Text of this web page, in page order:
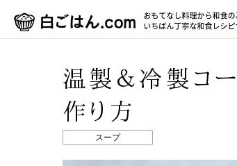
温製＆冷製コ
作り方
スープ